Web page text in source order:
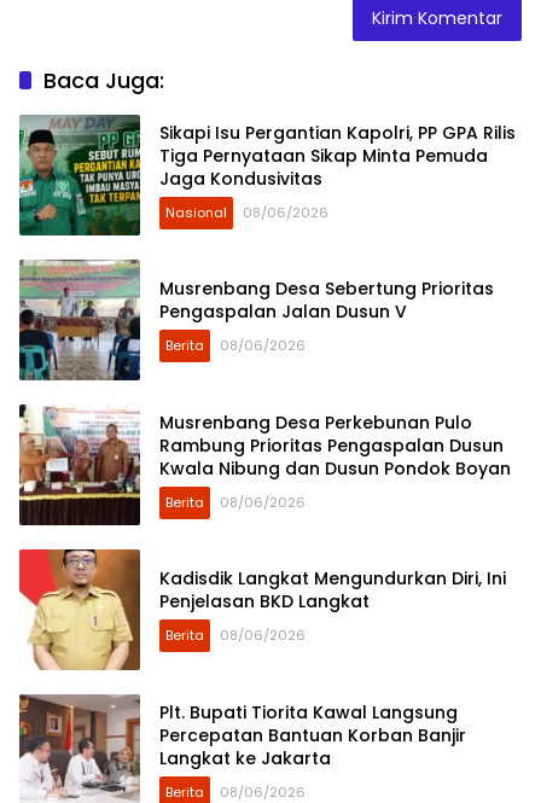
Baca Juga:
Sikapi Isu Pergantian Kapolri, PP GPA Rilis
Tiga Pernyataan Sikap Minta Pemuda
Jaga Kondusivitas
Nasional 08/06/2026
Musrenbang Desa Sebertung Prioritas
Pengaspalan Jalan Dusun V
Berita 08/06/2026
Musrenbang Desa Perkebunan Pulo
Rambung Prioritas Pengaspalan Dusun
Kwala Nibung dan Dusun Pondok Boyan
Berita 08/06/2026
Kadisdik Langkat Mengundurkan Diri, Ini
Penjelasan BKD Langkat
Berita 08/06/2026
Plt. Bupati Tiorita Kawal Langsung
Percepatan Bantuan Korban Banjir
Langkat ke Jakarta
Berita 08/06/2026